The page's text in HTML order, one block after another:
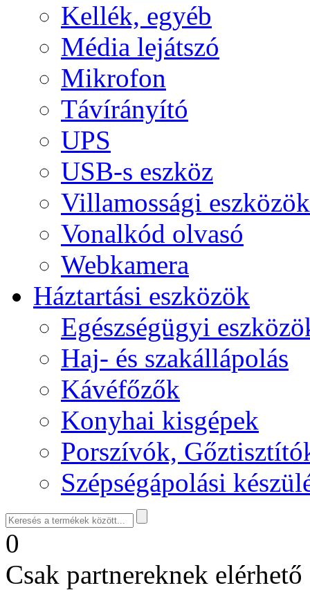
Kellék, egyéb
Média lejátszó
Mikrofon
Távírányító
UPS
USB-s eszköz
Villamossági eszközök
Vonalkód olvasó
Webkamera
Háztartási eszközök
Egészségügyi
Haj- és szakállápolás
Kávéfőzők
Konyhai kisgépek
Porszívók,
Szépségápolási
0
Csak partnereknek